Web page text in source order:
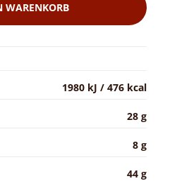
WARENKORB
1980 kJ / 476 kcal
28 g
8 g
44 g